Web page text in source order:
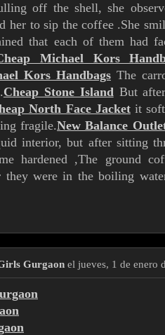
off the shell, she
her to sip the coffee .She
that each of them had
Michael Kors
Kors Handbags The
Cheap Stone IslandBut after
North Face Jacketit
fragile.New Balance
interior, but after sitting
hardened ,The ground
they were in the boiling
Gurgaon el jueves, 1 de enero